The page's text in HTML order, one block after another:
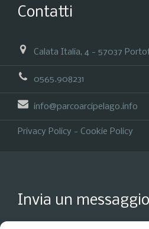
Contatti
Calata Italia, 4 - 57037
0565.908231
info@parcoarcipelago.info
Privacy Policy - Cookie Policy
Invia un messaggio